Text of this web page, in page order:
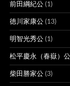
前田綱紀公 (1)
徳川家康公 (13)
明智光秀公 (1)
松平慶永（春嶽）公
柴田勝家公 (3)